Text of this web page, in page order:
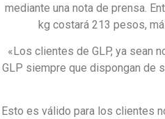
mediante una nota de prensa.
kg costará 213 pesos,
«Los clientes de GLP, ya sean
GLP siempre que dispongan de
Esto es válido para los clientes